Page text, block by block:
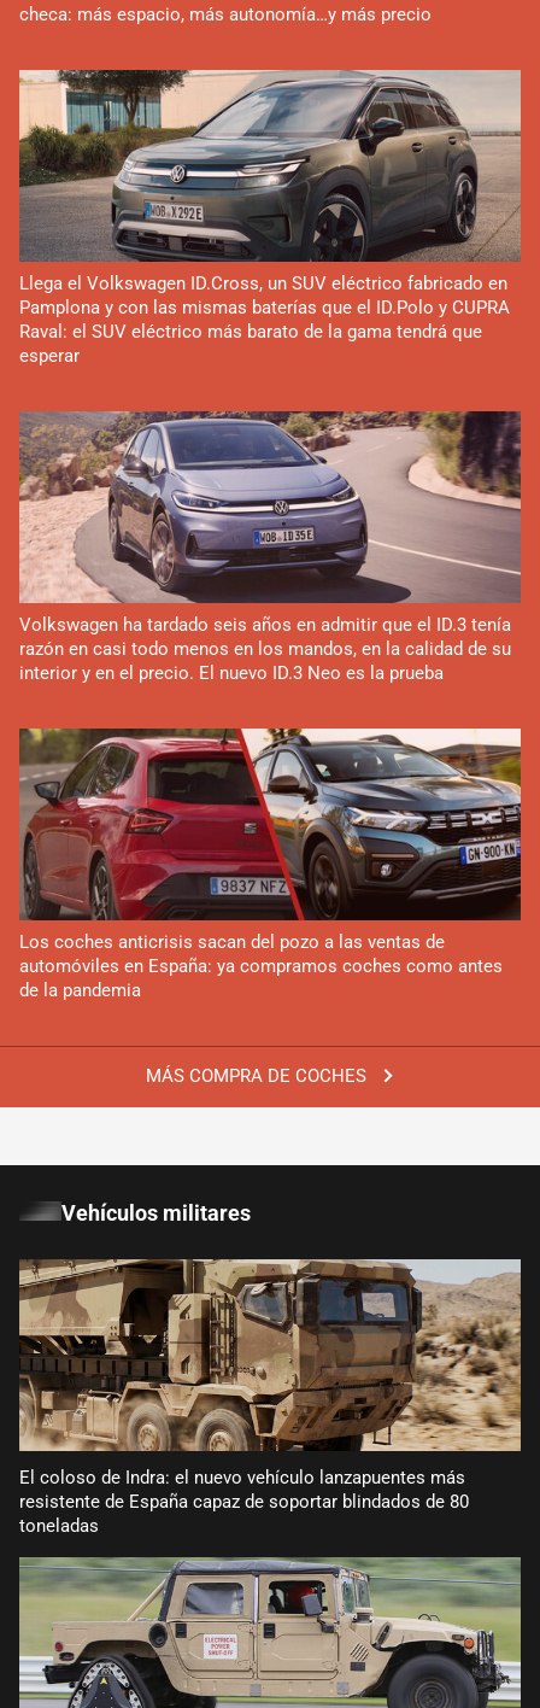
MÁS COMPRA DE COCHES
checa: más espacio, más autonomía…y más precio
Llega el Volkswagen ID.Cross, un SUV eléctrico fabricado en
Pamplona y con las mismas baterías que el ID.Polo y CUPRA
Raval: el SUV eléctrico más barato de la gama tendrá que
esperar
Volkswagen ha tardado seis años en admitir que el ID.3 tenía
razón en casi todo menos en los mandos, en la calidad de su
interior y en el precio. El nuevo ID.3 Neo es la prueba
Los coches anticrisis sacan del pozo a las ventas de
automóviles en España: ya compramos coches como antes
de la pandemia
Vehículos militares
El coloso de Indra: el nuevo vehículo lanzapuentes más
resistente de España capaz de soportar blindados de 80
toneladas